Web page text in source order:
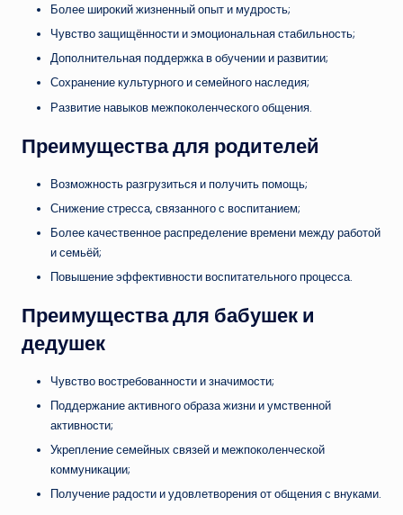
Более широкий жизненный опыт и мудрость;
Чувство защищённости и эмоциональная стабильность;
Дополнительная поддержка в обучении и развитии;
Сохранение культурного и семейного наследия;
Развитие навыков межпоколенческого общения.
Преимущества для родителей
Возможность разгрузиться и получить помощь;
Снижение стресса, связанного с воспитанием;
Более качественное распределение времени между работой
и семьёй;
Повышение эффективности воспитательного процесса.
Преимущества для бабушек и
дедушек
Чувство востребованности и значимости;
Поддержание активного образа жизни и умственной
активности;
Укрепление семейных связей и межпоколенческой
коммуникации;
Получение радости и удовлетворения от общения с внуками.